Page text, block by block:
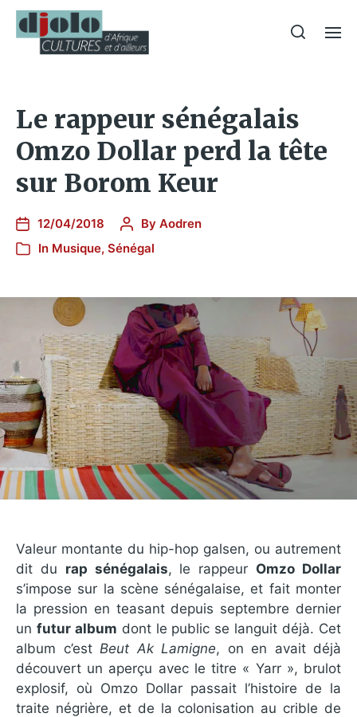
Le rappeur sénégalais
Omzo Dollar perd la tête
sur Borom Keur
12/04/2018 By Aodren
In Musique, Sénégal
Valeur montante du hip-hop galsen, ou autrement
dit du rap sénégalais, le rappeur Omzo Dollar
s’impose sur la scène sénégalaise, et fait monter
la pression en teasant depuis septembre dernier
un futur album dont le public se languit déjà. Cet
album c’est Beut Ak Lamigne, on en avait déjà
découvert un aperçu avec le titre « Yarr », brulot
explosif, où Omzo Dollar passait l’histoire de la
traite négrière, et de la colonisation au crible de